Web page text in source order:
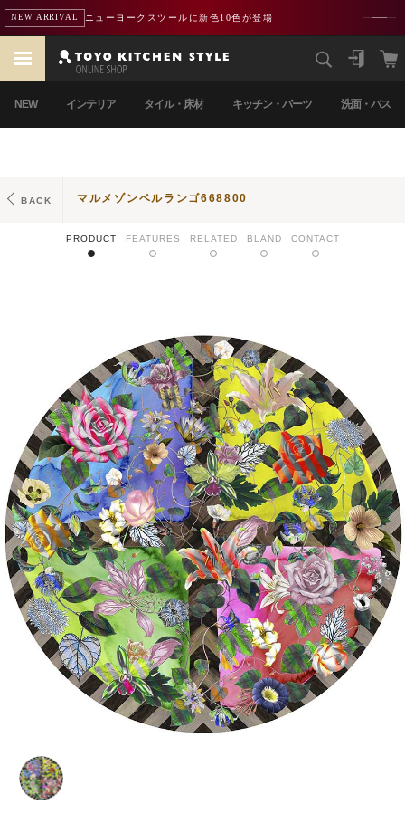
NEW ARRIVAL ニューヨークスツールに新色10色が登場
NEW インテリア タイル・床材 キッチン・パーツ 洗面・バス
BACK マルメゾンベルランゴ668800
PRODUCT FEATURES RELATED BLAND CONTACT